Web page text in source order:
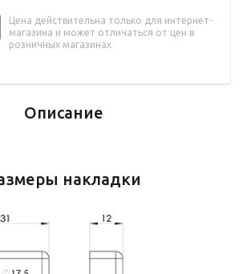
Цена действительна только для интернет-
магазина и может отличаться от цен в
розничных магазинах
Описание
накладки